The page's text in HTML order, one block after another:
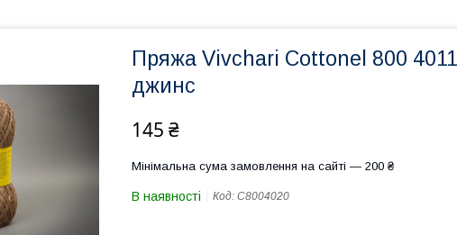
Пряжа Vivchari Cottonel 800
джинс
145 ₴
Мінімальна сума замовлення на сайті — 200 ₴
В наявності Код: C8004020